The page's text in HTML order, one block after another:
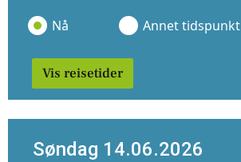
Nå Annet tidspunkt
Vis reisetider
Søndag 14.06.2026